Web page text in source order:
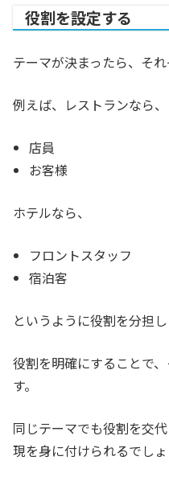
役割を設定する
テーマが決まったら、それ
例えば、レストランなら、
店員
お客様
ホテルなら、
フロントスタッフ
宿泊客
というように役割を分担し
役割を明確にすることで
す。
同じテーマでも役割を交
現を身に付けられるでしょ